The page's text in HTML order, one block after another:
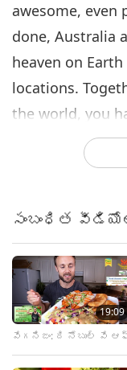
awesome, even
done, Australia
heaven on
locations.
the world, you
name for those
vegan foods.
సంబంధిత
19:09
వేగనిజం: ది నోబుల్ వే